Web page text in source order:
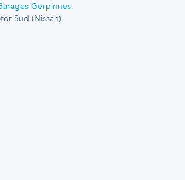
Gerpinnes
Sud (Nissan)